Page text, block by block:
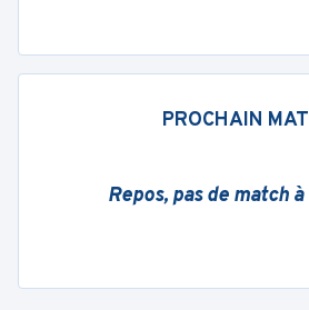
PROCHAIN
Repos, pas de match